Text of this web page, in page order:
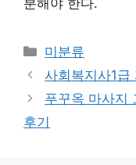
Categories
미분류
사회복지사1급
푸꾸옥 마사지
후기